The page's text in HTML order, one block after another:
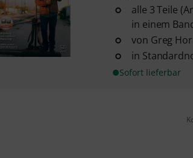
alle 3 Teile
in einem
von Greg
in
Sofort lieferbar